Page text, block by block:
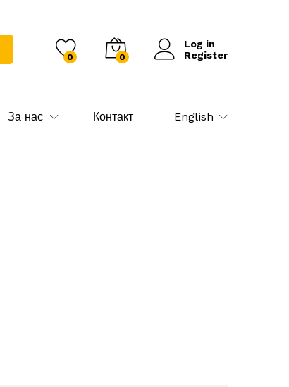
0 0
Log in
Register
За нас Контакт English